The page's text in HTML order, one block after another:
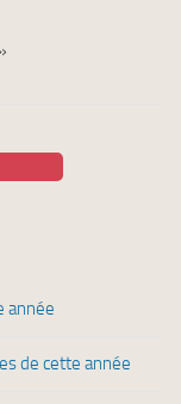
année
de cette année